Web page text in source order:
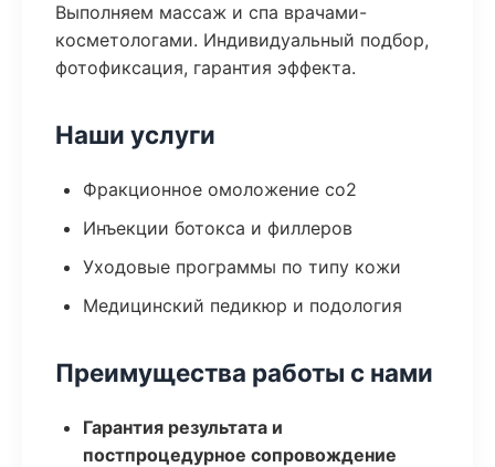
Выполняем массаж и спа врачами-
косметологами. Индивидуальный подбор,
фотофиксация, гарантия эффекта.
Наши услуги
Фракционное омоложение co2
Инъекции ботокса и филлеров
Уходовые программы по типу кожи
Медицинский педикюр и подология
Преимущества работы с нами
Гарантия результата и
постпроцедурное сопровождение